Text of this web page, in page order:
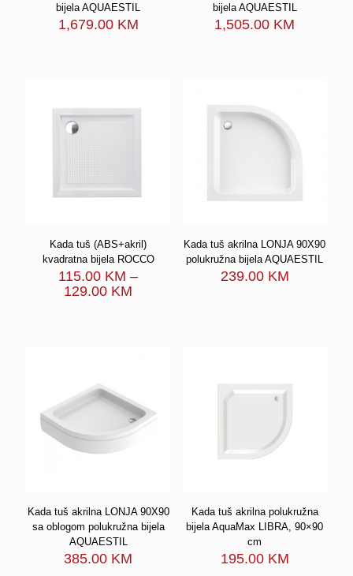
bijela AQUAESTIL
1,679.00 KM
bijela AQUAESTIL
1,505.00 KM
Kada tuš (ABS+akril)
kvadratna bijela ROCCO
115.00 KM –
129.00 KM
Kada tuš akrilna LONJA 90X90
polukružna bijela AQUAESTIL
239.00 KM
Kada tuš akrilna LONJA 90X90
sa oblogom polukružna bijela
AQUAESTIL
385.00 KM
Kada tuš akrilna polukružna
bijela AquaMax LIBRA, 90×90
cm
195.00 KM